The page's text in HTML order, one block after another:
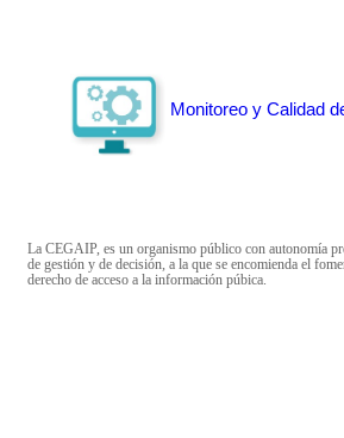
Monitoreo y Calidad
La CEGAIP, es un organismo público con autonomía
de gestión y de decisión, a la que se encomienda el
derecho de acceso a la información púbica.